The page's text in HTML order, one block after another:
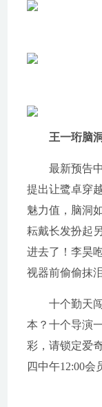
王一珩脑
最新预告
提出让鹭卓穿
魅力值，脑洞
耘戴长发扮起
进去了！李昊
视器前偷偷抹
十个勤天
本？十个导演
彩，请锁定爱
四中午12:00会